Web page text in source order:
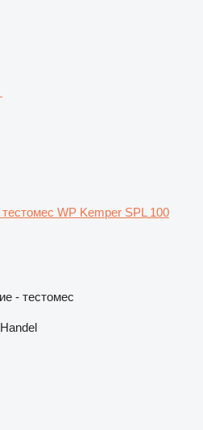
тестомес WP Kemper SPL 100
- тестомес